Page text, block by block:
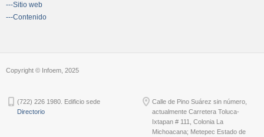
---Sitio web
---Contenido
Copyright © Infoem, 2025
(722) 226 1980. Edificio sede
Directorio
Calle de Pino Suárez sin número,
actualmente Carretera Toluca-
Ixtapan # 111, Colonia La
Michoacana; Metepec Estado de